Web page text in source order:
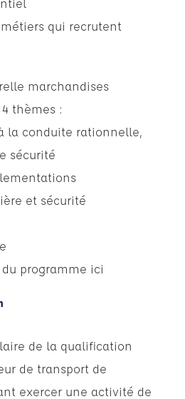
qui recrutent
marchandises
thèmes :
la conduite rationnelle,
sécurité
et sécurité
programme ici
de la qualification
de transport de
exercer une activité de